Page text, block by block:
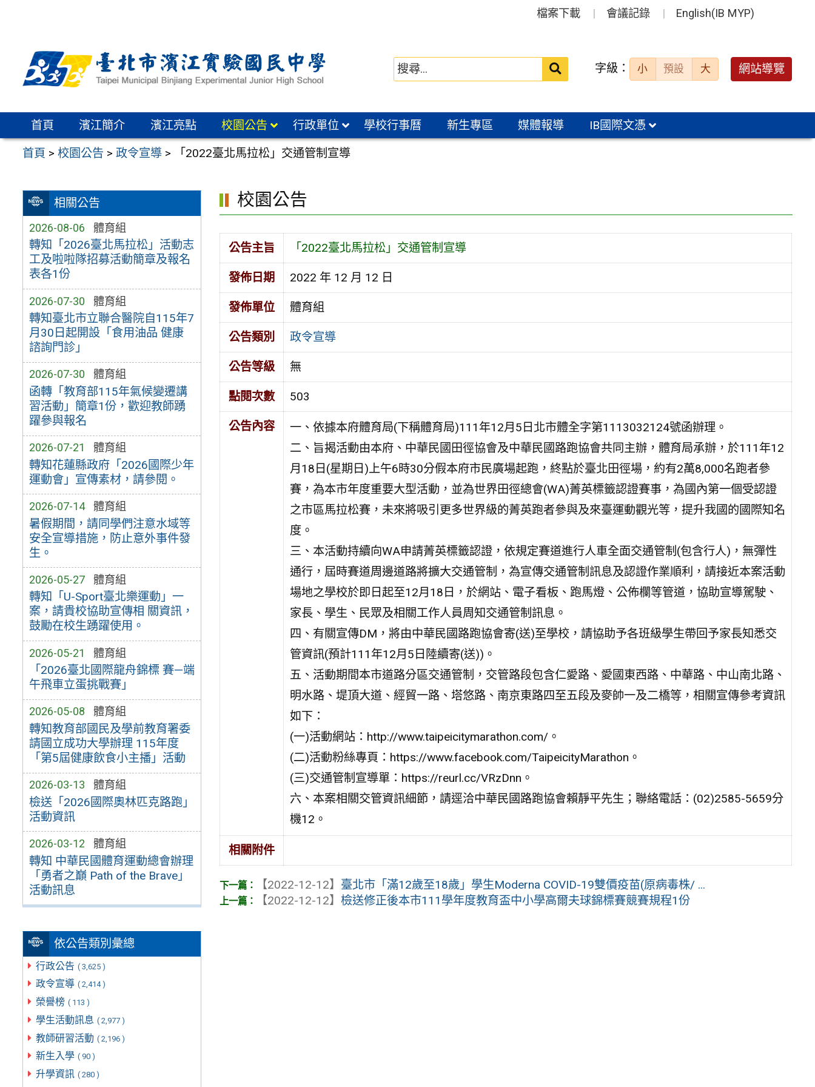
區
檔案下載 會議記錄 English(IB MYP)
送出 字級： 小 預設 大 網站導覽
首頁 濱江簡介 濱江亮點 校園公告 行政單位 學校行事曆 新生專區 媒體報導 IB國際文憑
首頁 >校園公告 >政令宣導 > 「2022臺北馬拉松」交通管制宣導
相關公告
2026-08-06 體育組
轉知「2026臺北馬拉松」活動志
工及啦啦隊招募活動簡章及報名
表各1份
2026-07-30 體育組
轉知臺北市立聯合醫院自115年7
月30日起開設「食用油品 健康
諮詢門診」
2026-07-30 體育組
函轉「教育部115年氣候變遷講
習活動」簡章1份，歡迎教師踴
躍參與報名
2026-07-21 體育組
轉知花蓮縣政府「2026國際少年
運動會」宣傳素材，請參閱。
2026-07-14 體育組
暑假期間，請同學們注意水域等
安全宣導措施，防止意外事件發
生。
2026-05-27 體育組
轉知「U-Sport臺北樂運動」一
案，請貴校協助宣傳相 關資訊，
鼓勵在校生踴躍使用。
2026-05-21 體育組
「2026臺北國際龍舟錦標 賽—端
午飛車立蛋挑戰賽」
2026-05-08 體育組
轉知教育部國民及學前教育署委
請國立成功大學辦理 115年度
「第5屆健康飲食小主播」活動
2026-03-13 體育組
檢送「2026國際奧林匹克路跑」
活動資訊
2026-03-12 體育組
轉知 中華民國體育運動總會辦理
「勇者之巔 Path of the Brave」
活動訊息
依公告類別彙總
行政公告 ( 3,625 )
政令宣導 ( 2,414 )
榮譽榜 ( 113 )
學生活動訊息 ( 2,977 )
教師研習活動 ( 2,196 )
新生入學 ( 90 )
升學資訊 ( 280 )
校園公告
公告主旨 「2022臺北馬拉松」交通管制宣導
發佈日期 2022 年 12 月 12 日
發佈單位 體育組
公告類別 政令宣導
公告等級 無
點閱次數 503
公告內容
一、依據本府體育局(下稱體育局)111年12月5日北市體全字第1113032124號函辦理。
二、旨揭活動由本府、中華民國田徑協會及中華民國路跑協會共同主辦，體育局承辦，於111年12
月18日(星期日)上午6時30分假本府市民廣場起跑，終點於臺北田徑場，約有2萬8,000名跑者參
賽，為本市年度重要大型活動，並為世界田徑總會(WA)菁英標籤認證賽事，為國內第一個受認證
之市區馬拉松賽，未來將吸引更多世界級的菁英跑者參與及來臺運動觀光等，提升我國的國際知名
度。
三、本活動持續向WA申請菁英標籤認證，依規定賽道進行人車全面交通管制(包含行人)，無彈性
通行，屆時賽道周邊道路將擴大交通管制，為宣傳交通管制訊息及認證作業順利，請接近本案活動
場地之學校於即日起至12月18日，於網站、電子看板、跑馬燈、公佈欄等管道，協助宣導駕駛、
家長、學生、民眾及相關工作人員周知交通管制訊息。
四、有關宣傳DM，將由中華民國路跑協會寄(送)至學校，請協助予各班級學生帶回予家長知悉交
管資訊(預計111年12月5日陸續寄(送))。
五、活動期間本市道路分區交通管制，交管路段包含仁愛路、愛國東西路、中華路、中山南北路、
明水路、堤頂大道、經貿一路、塔悠路、南京東路四至五段及麥帥一及二橋等，相關宣傳參考資訊
如下：
(一)活動網站：http://www.taipeicitymarathon.com/。
(二)活動粉絲專頁：https://www.facebook.com/TaipeicityMarathon。
(三)交通管制宣導單：https://reurl.cc/VRzDnn。
六、本案相關交管資訊細節，請逕洽中華民國路跑協會賴靜平先生；聯絡電話：(02)2585-5659分
機12。
相關附件
【2022-12-12】 臺北市「滿12歲至18歲」學生Moderna COVID-19雙價疫苗(原病毒株/ ...
【2022-12-12】檢送修正後本市111學年度教育盃中小學高爾夫球錦標賽競賽規程1份